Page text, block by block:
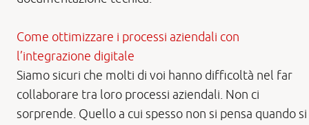
Come ottimizzare i processi aziendali con
l’integrazione digitale
Siamo sicuri che molti di voi hanno difficoltà nel far
collaborare tra loro processi aziendali. Non ci
sorprende. Quello a cui spesso non si pensa quando si